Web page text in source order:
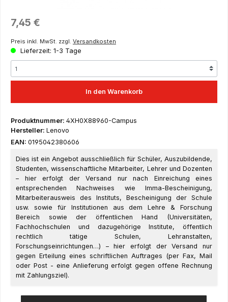
Regulärer Preis:
7,45 €
Preis inkl. MwSt. zzgl. Versandkosten
Lieferzeit: 1-3 Tage
In den Warenkorb
Produktnummer: 4XH0X88960-Campus
Hersteller: Lenovo
EAN: 0195042380606
Dies ist ein Angebot ausschließlich für Schüler, Auszubildende,
Studenten, wissenschaftliche Mitarbeiter, Lehrer und Dozenten
– hier erfolgt der Versand nur nach Einreichung eines
entsprechenden Nachweises wie Imma-Bescheinigung,
Mitarbeiterausweis des Instituts, Bescheinigung der Schule
usw. sowie für Institutionen aus dem Lehre & Forschung
Bereich sowie der öffentlichen Hand (Universitäten,
Fachhochschulen und dazugehörige Institute, öffentlich
rechtlich tätige Schulen, Lehranstalten,
Forschungseinrichtungen…) – hier erfolgt der Versand nur
gegen Erteilung eines schriftlichen Auftrages (per Fax, Mail
oder Post - eine Anlieferung erfolgt gegen offene Rechnung
mit Zahlungsziel).